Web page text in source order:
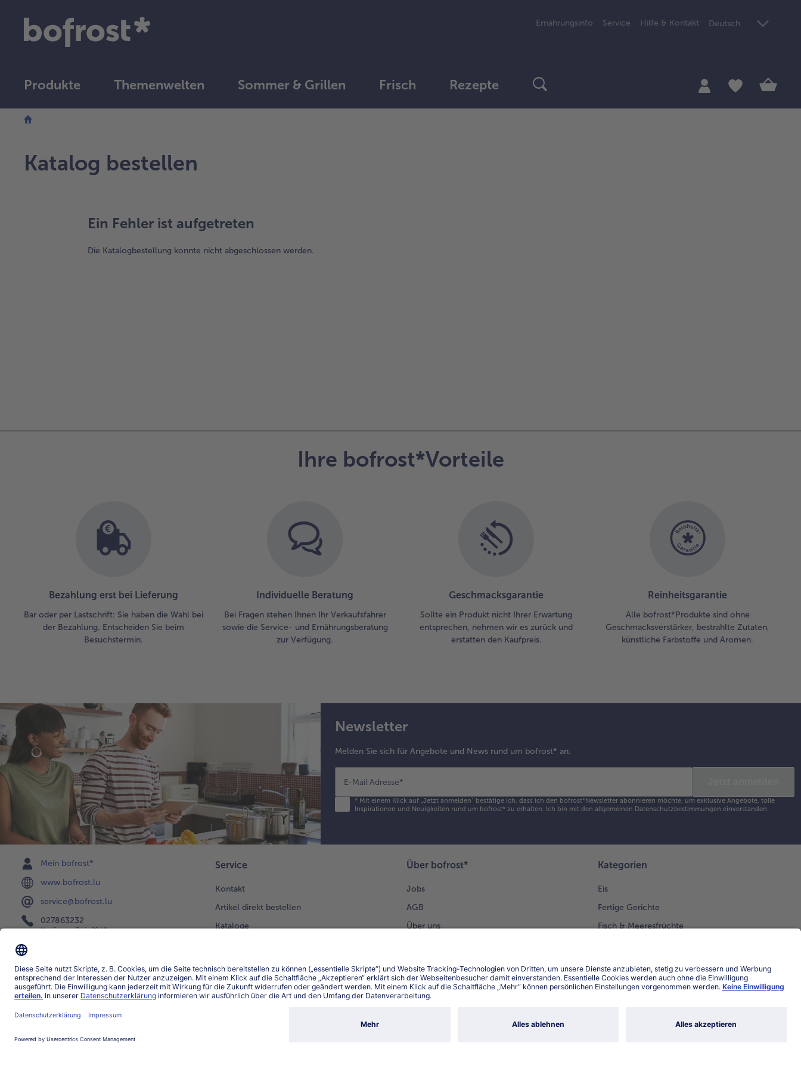
Ernährungsinfo Service Hilfe & Kontakt Deutsch
Produkte Themenwelten Sommer & Grillen Frisch Rezepte
Katalog bestellen
Ein Fehler ist aufgetreten
Die Katalogbestellung konnte nicht abgeschlossen werden.
Ihre bofrost*Vorteile
Bezahlung erst bei Lieferung
Bar oder per Lastschrift: Sie haben die Wahl bei
der Bezahlung. Entscheiden Sie beim
Besuchstermin.
Individuelle Beratung
Bei Fragen stehen Ihnen Ihr Verkaufsfahrer
sowie die Service- und Ernährungsberatung
zur Verfügung.
Geschmacksgarantie
Sollte ein Produkt nicht Ihrer Erwartung
entsprechen, nehmen wir es zurück und
erstatten den Kaufpreis.
Reinheitsgarantie
Alle bofrost*Produkte sind ohne
Geschmacksverstärker, bestrahlte Zutaten,
künstliche Farbstoffe und Aromen.
Newsletter
Melden Sie sich für Angebote und News rund um bofrost* an.
E-Mail Adresse*
*Mit einem Klick auf „Jetzt anmelden" bestätige ich, dass ich den bofrost*Newsletter abonnieren möchte, um exklusive Angebote, tolle
Inspirationen und Neuigkeiten rund um bofrost* zu erhalten. Ich bin mit den allgemeinen Datenschutzbestimmungen einverstanden.
Mein bofrost*
www.bofrost.lu
service@bofrost.lu
027863232
Mo-Fr. von 7 bis 20 Uhr
Service
Kontakt
Artikel direkt bestellen
Kataloge
FAQ
Über bofrost*
Jobs
AGB
Über uns
App
Compliance
Kategorien
Eis
Fertige Gerichte
Fisch & Meeresfrüchte